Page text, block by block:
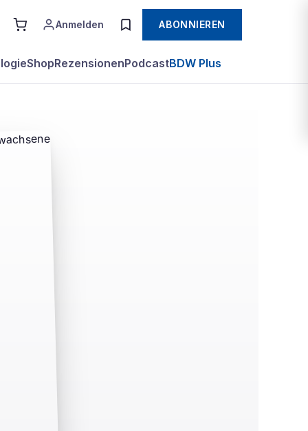
Anmelden ABONNIEREN
ShopRezensionenPodcastBDW Plus